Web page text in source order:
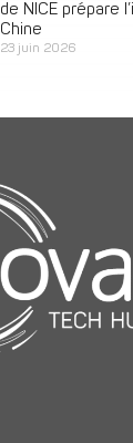
de NICE prépare
Chine
23 juin 2026